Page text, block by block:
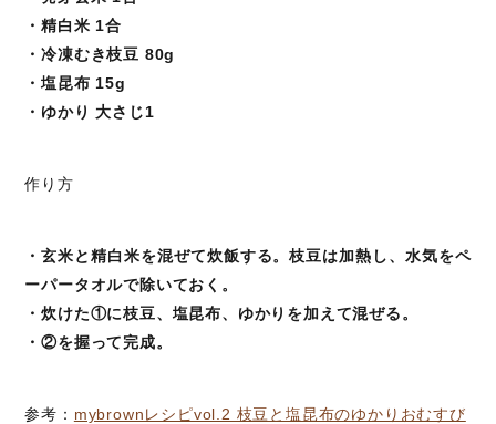
・精白米 1合
・冷凍むき枝豆 80g
・塩昆布 15g
・ゆかり 大さじ1
作り方
・玄米と精白米を混ぜて炊飯する。枝豆は加熱し、水気をペ
ーパータオルで除いておく。
・炊けた①に枝豆、塩昆布、ゆかりを加えて混ぜる。
・②を握って完成。
参考： mybrownレシピvol.2 枝豆と塩昆布のゆかりおむすび